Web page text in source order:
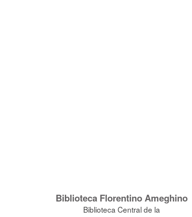
Biblioteca Florentino Ameghino
Biblioteca Central de la